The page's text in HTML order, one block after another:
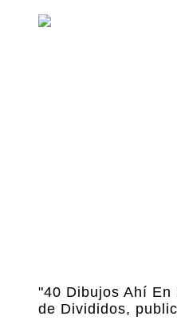
"40 Dibujos Ahí
de Divididos,